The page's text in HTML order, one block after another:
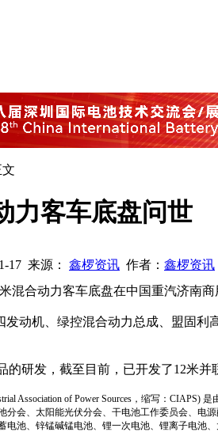
文
力客车底盘问世
17 来源： 鑫椤资讯 作者： 鑫椤资讯
合动力客车底盘在中国重汽济南商
机、绿控混合动力总成、盟固利
发，截至目前，已开发了12米并
Association of Power Sources，缩写：
会、太阳能光伏分会、干电池工作委员会、电
电池、锌锰碱锰电池、锂一次电池、锂离子电